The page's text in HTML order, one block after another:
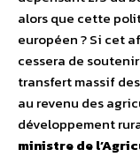
alors que cette
européen ? Si cet
cessera de
transfert massif
au revenu des
développement
ministre de